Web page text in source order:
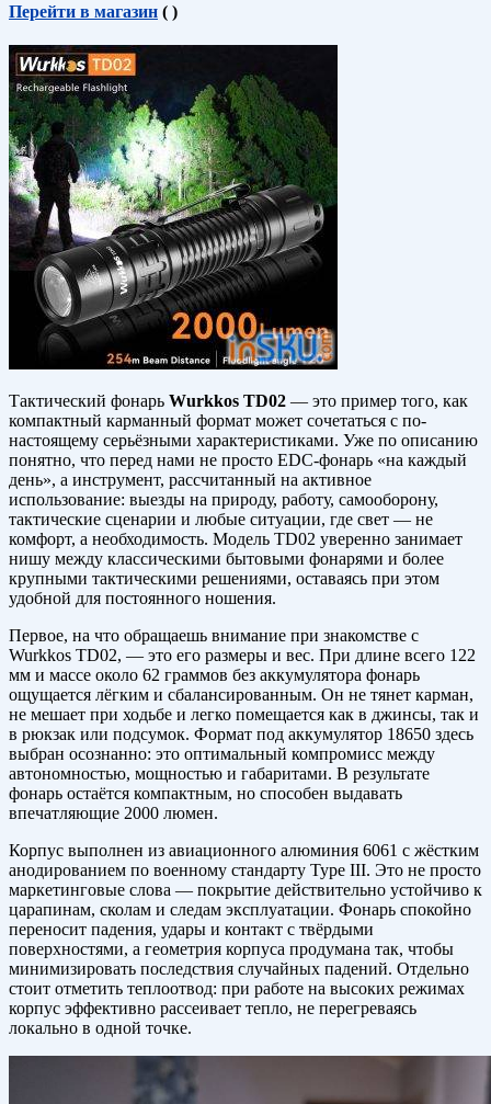
Перейти в магазин ( )
Тактический фонарь Wurkkos TD02 — это пример того, как
компактный карманный формат может сочетаться с по-
настоящему серьёзными характеристиками. Уже по описанию
понятно, что перед нами не просто EDC-фонарь «на каждый
день», а инструмент, рассчитанный на активное
использование: выезды на природу, работу, самооборону,
тактические сценарии и любые ситуации, где свет — не
комфорт, а необходимость. Модель TD02 уверенно занимает
нишу между классическими бытовыми фонарями и более
крупными тактическими решениями, оставаясь при этом
удобной для постоянного ношения.
Первое, на что обращаешь внимание при знакомстве с
Wurkkos TD02, — это его размеры и вес. При длине всего 122
мм и массе около 62 граммов без аккумулятора фонарь
ощущается лёгким и сбалансированным. Он не тянет карман,
не мешает при ходьбе и легко помещается как в джинсы, так и
в рюкзак или подсумок. Формат под аккумулятор 18650 здесь
выбран осознанно: это оптимальный компромисс между
автономностью, мощностью и габаритами. В результате
фонарь остаётся компактным, но способен выдавать
впечатляющие 2000 люмен.
Корпус выполнен из авиационного алюминия 6061 с жёстким
анодированием по военному стандарту Type III. Это не просто
маркетинговые слова — покрытие действительно устойчиво к
царапинам, сколам и следам эксплуатации. Фонарь спокойно
переносит падения, удары и контакт с твёрдыми
поверхностями, а геометрия корпуса продумана так, чтобы
минимизировать последствия случайных падений. Отдельно
стоит отметить теплоотвод: при работе на высоких режимах
корпус эффективно рассеивает тепло, не перегреваясь
локально в одной точке.